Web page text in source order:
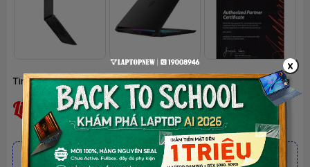
Tình trạng:Liên hệ | Thương hiệu:MSI | Loại:Hàng chính hãng
Liên hệ
ƯU ĐÃI TỐT NHẤT TRONG NĂM
x